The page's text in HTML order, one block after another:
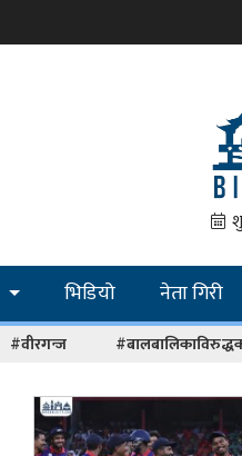
भिडियो नेता गिरी
#वीरगन्ज